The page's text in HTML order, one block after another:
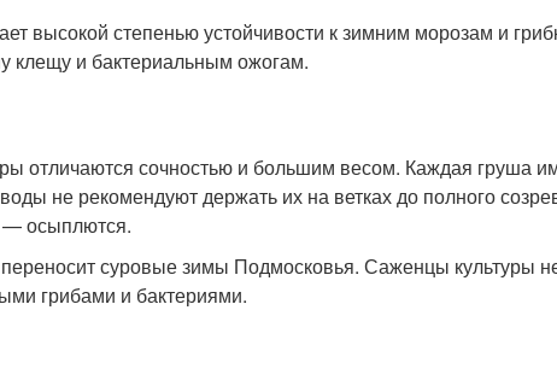
высокой степенью устойчивости к зимним морозам и
клещу и бактериальным ожогам.
отличаются сочностью и большим весом. Каждая груша
не рекомендуют держать их на ветках до полного
— осыплются.
суровые зимы Подмосковья. Саженцы культуры
грибами и бактериями.